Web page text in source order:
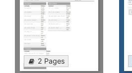
2 Pages